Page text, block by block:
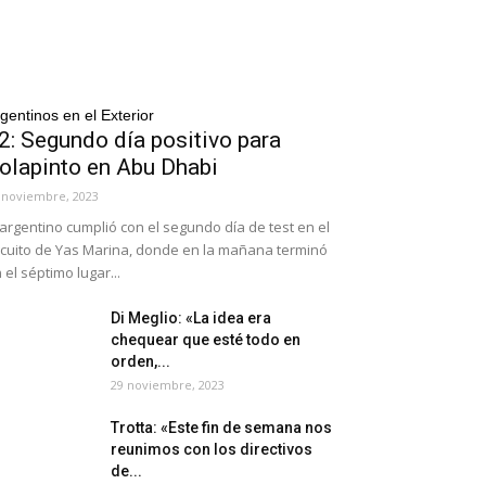
en el Exterior
Segundo día positivo para
en Abu Dhabi
2023
cumplió con el segundo día de test en el
de Yas Marina, donde en la mañana terminó
el séptimo lugar...
Di Meglio: «La idea era
chequear que esté todo en
orden,...
29 noviembre, 2023
Trotta: «Este fin de semana nos
reunimos con los directivos
de...